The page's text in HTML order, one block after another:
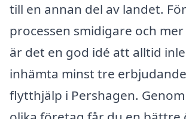
till en annan del av landet.
processen smidigare och
är det en god idé att alltid
inhämta minst tre
flytthjälp i Pershagen.